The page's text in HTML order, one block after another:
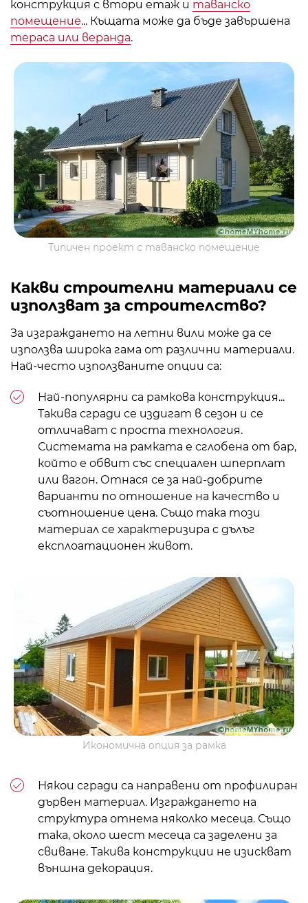
конструкция с втори етаж и таванско
помещение... Къщата може да бъде завършена
тераса или веранда.
Типичен проект с таванско помещение
Какви строителни материали се
използват за строителство?
За изграждането на летни вили може да се
използва широка гама от различни материали.
Най-често използваните опции са:
Най-популярни са рамкова конструкция...
Такива сгради се издигат в сезон и се
отличават с проста технология.
Системата на рамката е сглобена от бар,
който е обвит със специален шперплат
или вагон. Отнася се за най-добрите
варианти по отношение на качество и
съотношение цена. Също така този
материал се характеризира с дълъг
експлоатационен живот.
Икономична опция за рамка
Някои сгради са направени от профилиран
дървен материал. Изграждането на
структура отнема няколко месеца. Също
така, около шест месеца са заделени за
свиване. Такива конструкции не изискват
външна декорация.